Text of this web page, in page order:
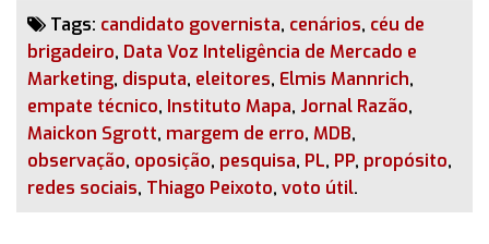
Tags: candidato governista, cenários, céu de
brigadeiro, Data Voz Inteligência de Mercado e
Marketing, disputa, eleitores, Elmis Mannrich,
empate técnico, Instituto Mapa, Jornal Razão,
Maickon Sgrott, margem de erro, MDB,
observação, oposição, pesquisa, PL, PP, propósito,
redes sociais, Thiago Peixoto, voto útil.